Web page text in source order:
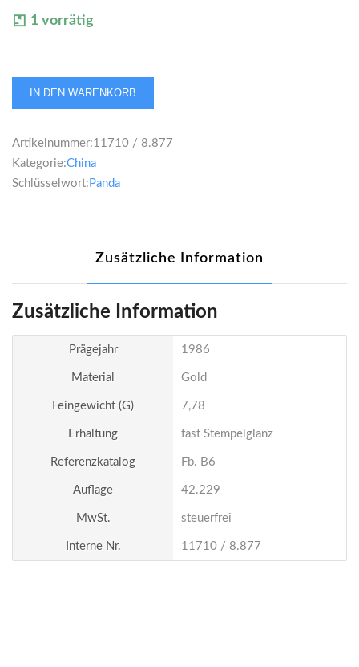
1 vorrätig
China
Yuan
1986
1/4
IN DEN WARENKORB
Artikelnummer:11710 / 8.877
Kategorie:China
Schlüsselwort: Panda
Zusätzliche Information
Zusätzliche Information
Prägejahr 1986
Material Gold
Feingewicht (g) 7,78
Erhaltung fast Stempelglanz
Referenzkatalog Fb. B6
Auflage 42.229
MwSt. steuerfrei
Interne Nr. 11710 / 8.877